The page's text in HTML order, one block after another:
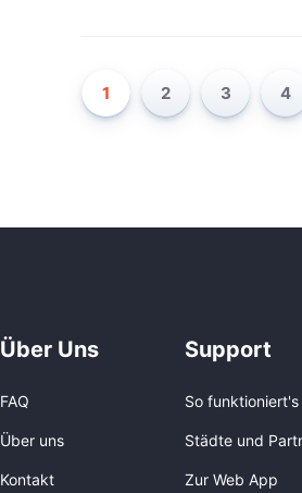
1 2 3 4
Über Uns
FAQ
Über uns
Kontakt
Support
So funktioniert's
Städte und
Zur Web App